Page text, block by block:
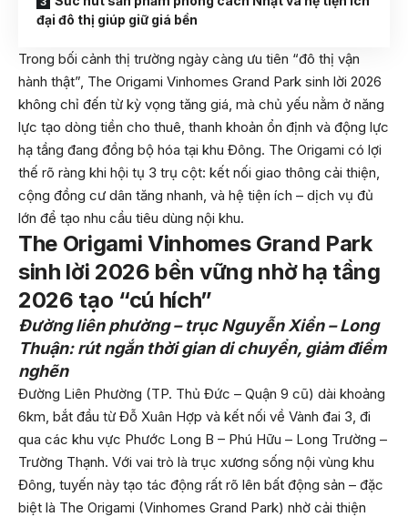
đại đô thị giúp giữ giá bền
Trong bối cảnh thị trường ngày càng ưu tiên “đô thị vận
hành thật”, The Origami Vinhomes Grand Park sinh lời 2026
không chỉ đến từ kỳ vọng tăng giá, mà chủ yếu nằm ở năng
lực tạo dòng tiền cho thuê, thanh khoản ổn định và động lực
hạ tầng đang đồng bộ hóa tại khu Đông. The Origami có lợi
thế rõ ràng khi hội tụ 3 trụ cột: kết nối giao thông cải thiện,
cộng đồng cư dân tăng nhanh, và hệ tiện ích – dịch vụ đủ
lớn để tạo nhu cầu tiêu dùng nội khu.
The Origami Vinhomes Grand Park
sinh lời 2026 bền vững nhờ hạ tầng
2026 tạo “cú hích”
Đường liên phường – trục Nguyễn Xiển – Long
Thuận: rút ngắn thời gian di chuyển, giảm điểm
nghẽn
Đường Liên Phường (TP. Thủ Đức – Quận 9 cũ) dài khoảng
6km, bắt đầu từ Đỗ Xuân Hợp và kết nối về Vành đai 3, đi
qua các khu vực Phước Long B – Phú Hữu – Long Trường –
Trường Thạnh. Với vai trò là trục xương sống nội vùng khu
Đông, tuyến này tạo tác động rất rõ lên bất động sản – đặc
biệt là The Origami (Vinhomes Grand Park) nhờ cải thiện